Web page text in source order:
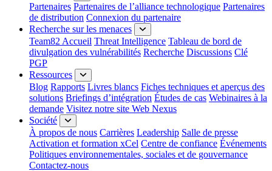
Partenaires Partenaires de l’alliance technologique Partenaires
de distribution Connexion du partenaire
Recherche sur les menaces
Team82 Accueil Threat Intelligence Tableau de bord de
divulgation des vulnérabilités Recherche Discussions Clé
PGP
Ressources
Blog Rapports Livres blancs Fiches techniques et aperçus des
solutions Briefings d’intégration Études de cas Webinaires à la
demande Visitez notre site Web Nexus
Société
À propos de nous Carrières Leadership Salle de presse
Activation et formation xCel Centre de confiance Événements
Politiques environnementales, sociales et de gouvernance
Contactez-nous